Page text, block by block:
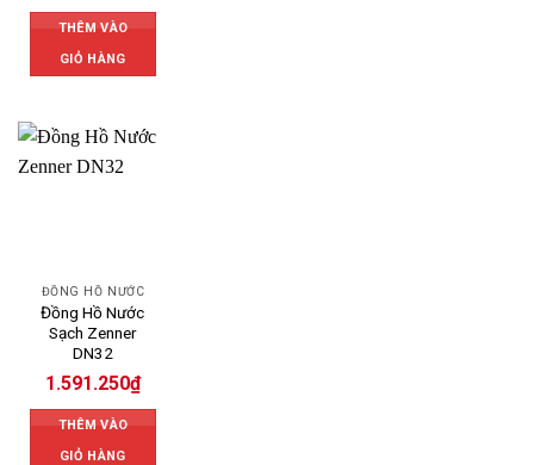
THÊM VÀO
GIỎ HÀNG
ĐỒNG HỒ NƯỚC
Đồng Hồ Nước
Sạch Zenner
DN32
1.591.250₫
THÊM VÀO
GIỎ HÀNG